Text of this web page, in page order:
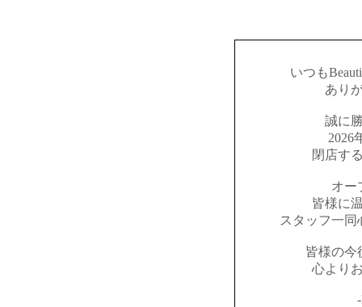
いつも
あり
誠に
2026
閉店す
オー
皆様に
スタッフ一
皆様の今
心より